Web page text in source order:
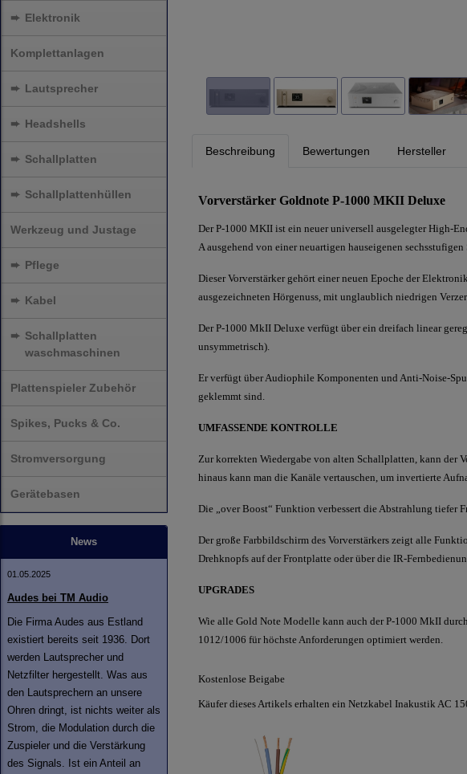
➨ Elektronik
Komplettanlagen
➨ Lautsprecher
➨ Headshells
➨ Schallplatten
➨ Schallplattenhüllen
Werkzeug und Justage
➨ Pflege
➨ Kabel
➨ Schallplatten
waschmaschinen
Plattenspieler Zubehör
Spikes, Pucks & Co.
Stromversorgung
Gerätebasen
News
01.05.2025
Audes bei TM Audio
Die Firma Audes aus Estland
existiert bereits seit 1936. Dort
werden Lautsprecher und
Netzfilter hergestellt. Was aus
den Lautsprechern an unsere
Ohren dringt, ist nichts weiter als
Strom, die Modulation durch die
Zuspieler und die Verstärkung
des Signals. Ist ein Anteil an
Beschreibung Bewertungen Hersteller
Vorverstärker Goldnote P-1000 MKII Deluxe
Der P-1000 MKII ist ein neuer universell ausgelegter High-
A ausgehend von einer neuartigen hauseigenen
Dieser Vorverstärker gehört einer neuen Epoche der
ausgezeichneten Hörgenuss, mit ​​unglaublich niedrigen
Der P-1000 MkII Deluxe verfügt über ein dreifach linear
unsymmetrisch).
Er verfügt über Audiophile Komponenten und Anti-Noise-
geklemmt sind.
UMFASSENDE KONTROLLE
Zur korrekten Wiedergabe von alten Schallplatten, kann der
hinaus kann man die Kanäle vertauschen, um invertierte
Die „over Boost“ Funktion verbessert die Abstrahlung tiefer
Der große Farbbildschirm des Vorverstärkers zeigt alle
Drehknopfs auf der Frontplatte oder über die IR-
UPGRADES
Wie alle Gold Note Modelle kann auch der P-1000 MkII
1012/1006 für höchste Anforderungen optimiert werden.
Kostenlose Beigabe
Käufer dieses Artikels erhalten ein Netzkabel Inakustik AC